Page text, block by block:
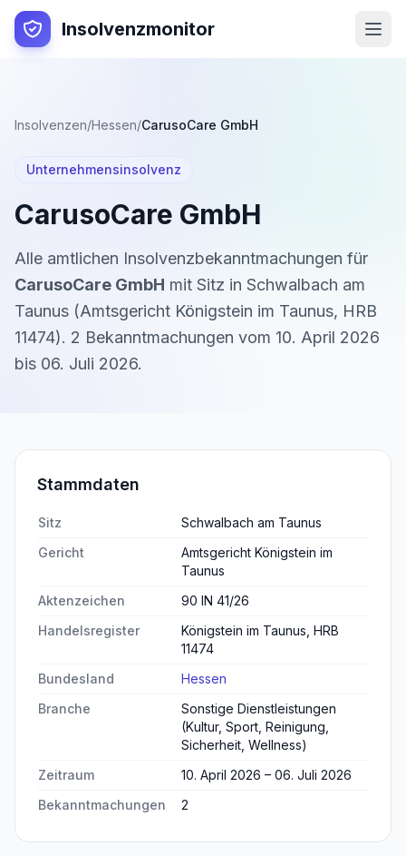
Insolvenzmonitor
Insolvenzen/Hessen/CarusoCare GmbH
Unternehmensinsolvenz
CarusoCare GmbH
Alle amtlichen Insolvenzbekanntmachungen für
CarusoCare GmbH mit Sitz in Schwalbach am
Taunus (Amtsgericht Königstein im Taunus, HRB
11474). 2 Bekanntmachungen vom 10. April 2026
bis 06. Juli 2026.
Stammdaten
Sitz
Schwalbach am Taunus
Gericht
Amtsgericht Königstein im
Taunus
Aktenzeichen
90 IN 41/26
Handelsregister
Königstein im Taunus, HRB
11474
Bundesland
Hessen
Branche
Sonstige Dienstleistungen
(Kultur, Sport, Reinigung,
Sicherheit, Wellness)
Zeitraum
10. April 2026 – 06. Juli 2026
Bekanntmachungen
2